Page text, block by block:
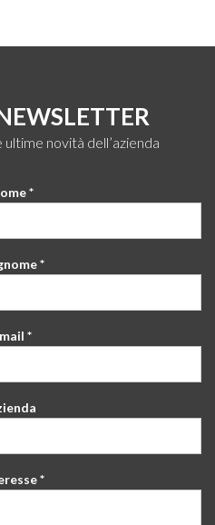
ultime novità dell’azienda
*
*
*
*